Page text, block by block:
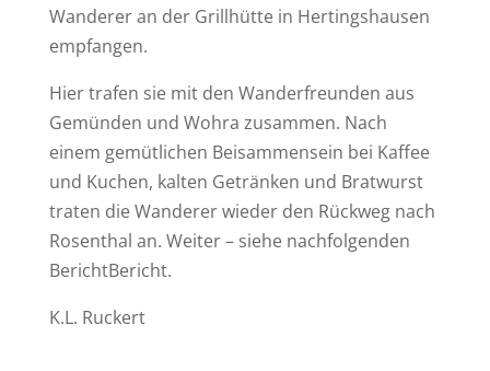
Wanderer an der Grillhütte in Hertingshausen
empfangen.
Hier trafen sie mit den Wanderfreunden aus
Gemünden und Wohra zusammen. Nach
einem gemütlichen Beisammensein bei Kaffee
und Kuchen, kalten Getränken und Bratwurst
traten die Wanderer wieder den Rückweg nach
Rosenthal an. Weiter – siehe nachfolgenden
BerichtBericht.
K.L. Ruckert